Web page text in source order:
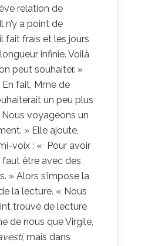
relation de
n’y a point de
il fait frais et les jours
infinie. Voilà
peut souhaiter. »
fait, Mme de
un peu plus
Nous voyageons un
» Elle ajoute,
voix : « Pour avoir
faut être avec des
» Alors s’impose la
la lecture. « Nous
trouvé de lecture
de nous que Virgile,
, mais dans